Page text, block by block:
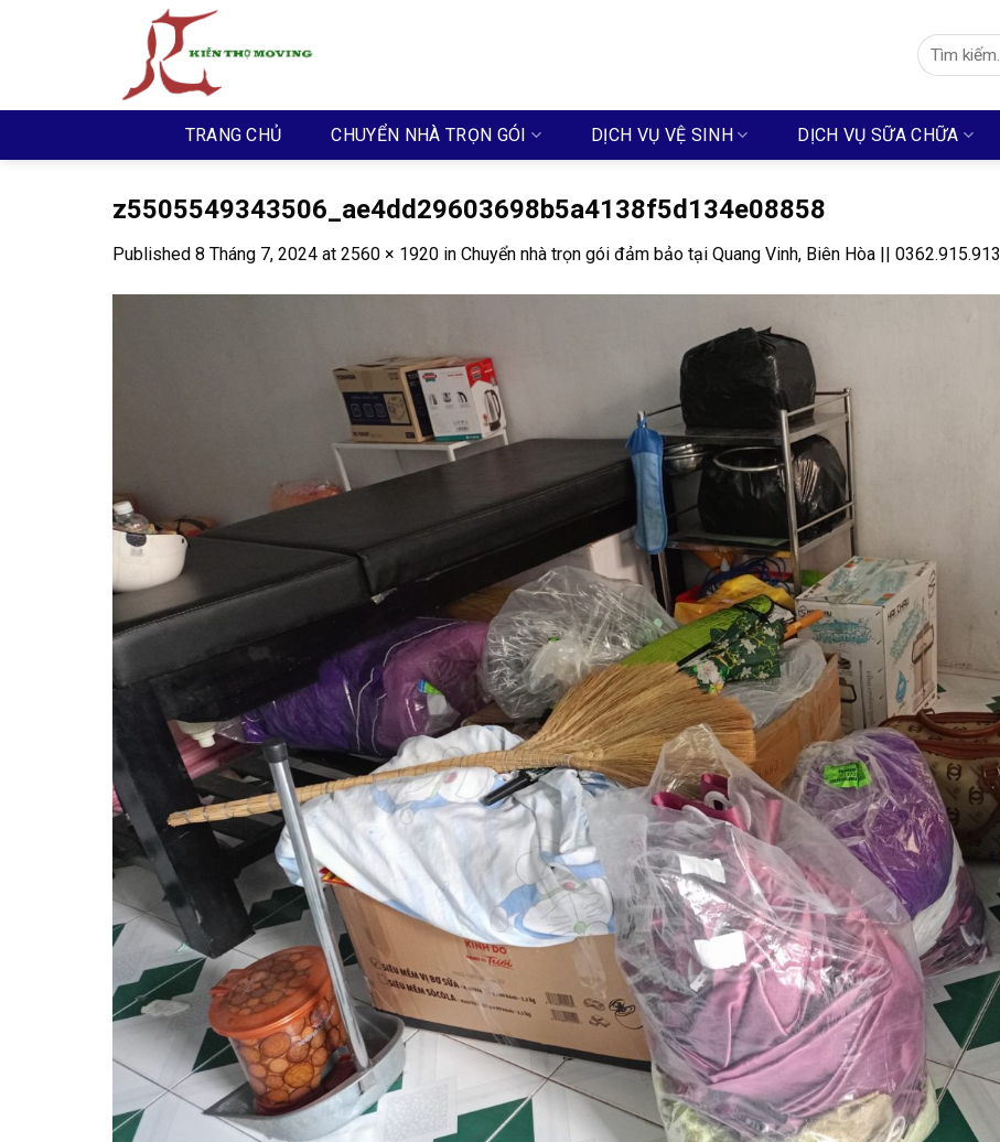
Search
for:
TRANG CHỦ CHUYỂN NHÀ TRỌN GÓI DỊCH VỤ VỆ SINH DỊCH VỤ SỮA CHỮA
z5505549343506_ae4dd29603698b5a4138f5d134e08858
Published 8 Tháng 7, 2024 at 2560 × 1920 in Chuyển nhà trọn gói đảm bảo tại Quang Vinh, Biên Hòa || 0362.915.913